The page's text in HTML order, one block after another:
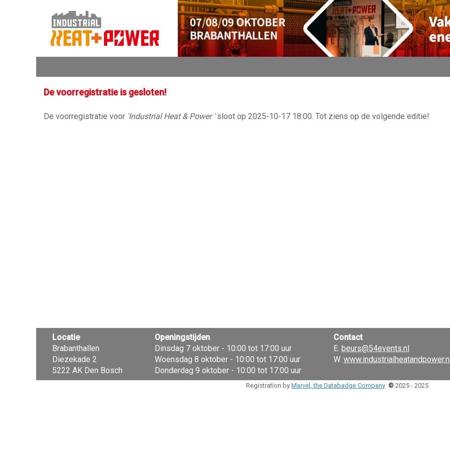
De voorregistratie is gesloten!
De voorregistratie voor 'Industrial Heat & Power ' sloot op 2025-10-17 18:00. Tot ziens op de volgende editie!
Locatie
Brabanthallen
Diezekade 2
5222 AK Den Bosch
Openingstijden
Dinsdag 7 oktober - 10:00 tot 17:00 uur
Woensdag 8 oktober - 10:00 tot 17:00 uur
Donderdag 9 oktober - 10:00 tot 17:00 uur
Contact
E. beurs@54events.nl
W.
Registration byMarvel, the Databadge Company © 2025 - 2025